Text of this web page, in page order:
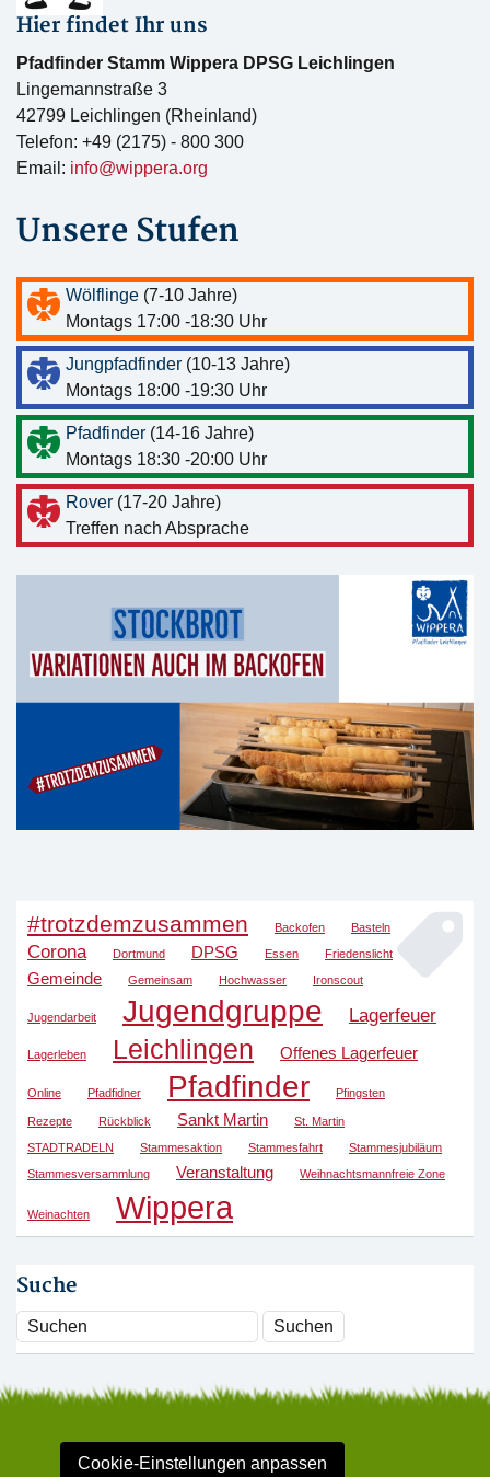
Hier findet Ihr uns
Pfadfinder Stamm Wippera DPSG Leichlingen
Lingemannstraße 3
42799 Leichlingen (Rheinland)
Telefon: +49 (2175) - 800 300
Email: info@wippera.org
Unsere Stufen
Wölflinge (7-10 Jahre)
Montags 17:00 -18:30 Uhr
Jungpfadfinder (10-13 Jahre)
Montags 18:00 -19:30 Uhr
Pfadfinder (14-16 Jahre)
Montags 18:30 -20:00 Uhr
Rover (17-20 Jahre)
Treffen nach Absprache
#trotzdemzusammen Backofen Basteln
Corona Dortmund DPSG Essen Friedenslicht
Gemeinde Gemeinsam Hochwasser Ironscout
Jugendarbeit Jugendgruppe Lagerfeuer
Lagerleben Leichlingen Offenes Lagerfeuer
Online Pfadfidner Pfadfinder Pfingsten
Rezepte Rückblick Sankt Martin
St. Martin
STADTRADELN
Stammesaktion Stammesfahrt
Stammesjubiläum
Stammesversammlung
Veranstaltung Weihnachtsmannfreie Zone
Weinachten Wippera
Suche
Cookie-Einstellungen anpassen